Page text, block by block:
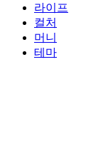
라이프
컬처
머니
테마